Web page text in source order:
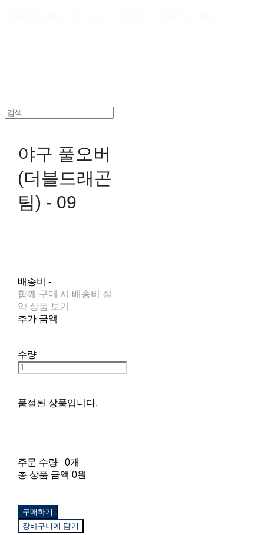
야구 풀오버
(더블드래곤
팀) - 09
배송비 -
함께 구매 시 배송비 절
약 상품 보기
추가 금액
수량
품절된 상품입니다.
주문 수량
0개
총 상품 금액 0원
구매하기
장바구니에 담기